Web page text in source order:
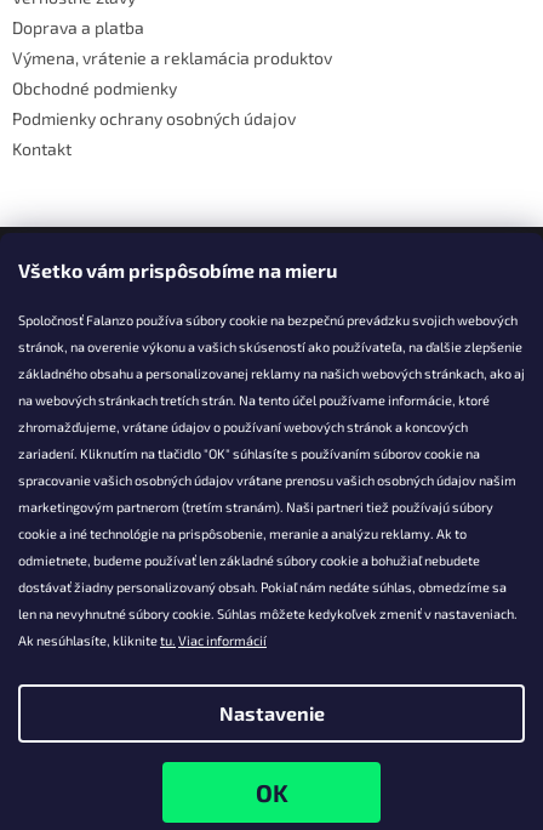
Všetko vám prispôsobíme na mieru
Spoločnosť Falanzo používa súbory cookie na bezpečnú prevádzku svojich webových
stránok, na overenie výkonu a vašich skúseností ako používateľa, na ďalšie zlepšenie
základného obsahu a personalizovanej reklamy na našich webových stránkach, ako aj
na webových stránkach tretích strán. Na tento účel používame informácie, ktoré
zhromažďujeme, vrátane údajov o používaní webových stránok a koncových
zariadení. Kliknutím na tlačidlo "OK" súhlasíte s používaním súborov cookie na
spracovanie vašich osobných údajov vrátane prenosu vašich osobných údajov našim
marketingovým partnerom (tretím stranám). Naši partneri tiež používajú súbory
cookie a iné technológie na prispôsobenie, meranie a analýzu reklamy. Ak to
odmietnete, budeme používať len základné súbory cookie a bohužiaľ nebudete
dostávať žiadny personalizovaný obsah. Pokiaľ nám nedáte súhlas, obmedzíme sa
len na nevyhnutné súbory cookie. Súhlas môžete kedykoľvek zmeniť v nastaveniach.
Ak nesúhlasíte, kliknitetu. Viac informácií
Nastavenie
Doprava a platba
Výmena, vrátenie a reklamácia produktov
Obchodné podmienky
Podmienky ochrany osobných údajov
Kontakt
Facebook
KONTAKT
info@falanzo.sk
Falanzo.sk
FalanzoSK
Falanzo.sk. Všetky práva vyhradené.